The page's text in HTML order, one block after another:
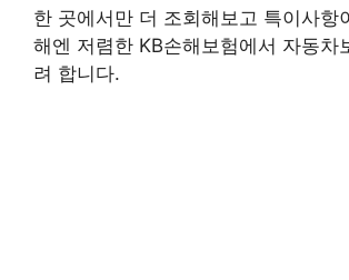
한 곳에서만 더 조회해보고 특이사항
해엔 저렴한 KB손해보험에서 자동차
려 합니다.